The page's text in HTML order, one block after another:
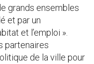
grands ensembles
et par un
et l’emploi ».
partenaires
de la ville pour